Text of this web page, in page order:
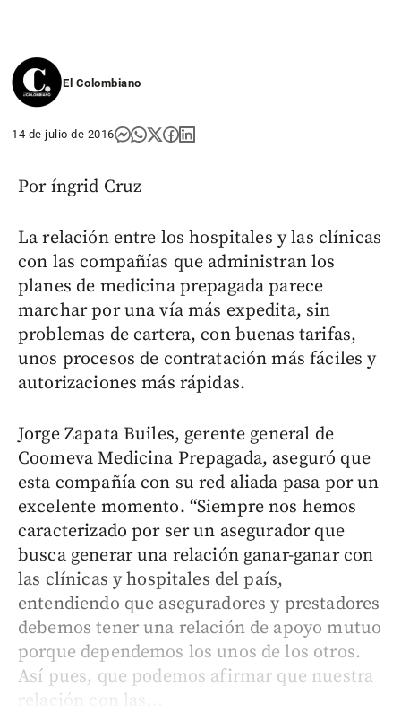
El Colombiano
14 de julio de 2016
Por íngrid Cruz
La relación entre los hospitales y las clínicas
con las compañías que administran los
planes de medicina prepagada parece
marchar por una vía más expedita, sin
problemas de cartera, con buenas tarifas,
unos procesos de contratación más fáciles y
autorizaciones más rápidas.
Jorge Zapata Builes, gerente general de
Coomeva Medicina Prepagada, aseguró que
esta compañía con su red aliada pasa por un
excelente momento. “Siempre nos hemos
caracterizado por ser un asegurador que
busca generar una relación ganar-ganar con
las clínicas y hospitales del país,
entendiendo que aseguradores y prestadores
debemos tener una relación de apoyo mutuo
porque dependemos los unos de los otros.
Así pues, que podemos afirmar que nuestra
relación con las...